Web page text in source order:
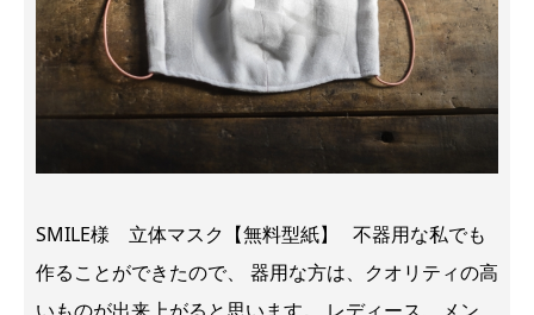
SMILE様 立体マスク【無料型紙】 不器用な私でも
作ることができたので、 器用な方は、クオリティの高